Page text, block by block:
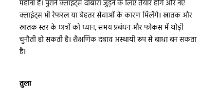
महीना है। पुराने क्लाइंट्स दोबारा जुड़ने के लिए तैयार होंगे और नए
क्लाइंट्स भी रेफरल या बेहतर सेवाओं के कारण मिलेंगे। स्नातक और
स्नातक स्तर के छात्रों को ध्यान, समय प्रबंधन और फोकस में थोड़ी
चुनौती हो सकती है। शैक्षणिक दबाव अस्थायी रूप से बाधा बन सकता
है।
तुला